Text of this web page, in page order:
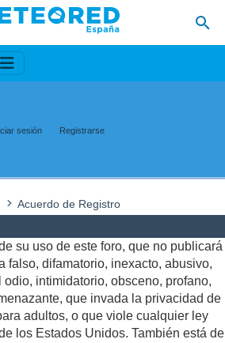
sesión Registrarse
Acuerdo de Registro
su uso de este foro, que no publicará
falso, difamatorio, inexacto, abusivo,
intimidatorio, obsceno, profano,
que invada la privacidad de
adultos, o que viole cualquier ley
los Estados Unidos. También está de